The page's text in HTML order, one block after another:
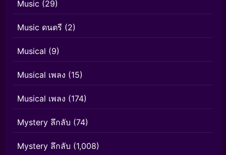
Music (29)
Music ดนตรี (2)
Musical (9)
Musical เพลง (15)
Musical เพลง (174)
Mystery ลึกลับ (74)
Mystery ลึกลับ (1,008)